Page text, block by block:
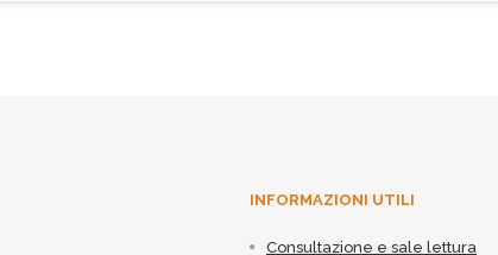
INFORMAZIONI UTILI
Consultazione e sale lettura